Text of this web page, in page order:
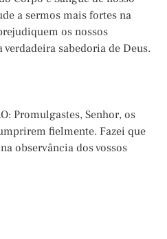
a sermos mais fortes na
os nossos
sabedoria de Deus.
Promulgastes, Senhor, os
fielmente. Fazei que
observância dos vossos